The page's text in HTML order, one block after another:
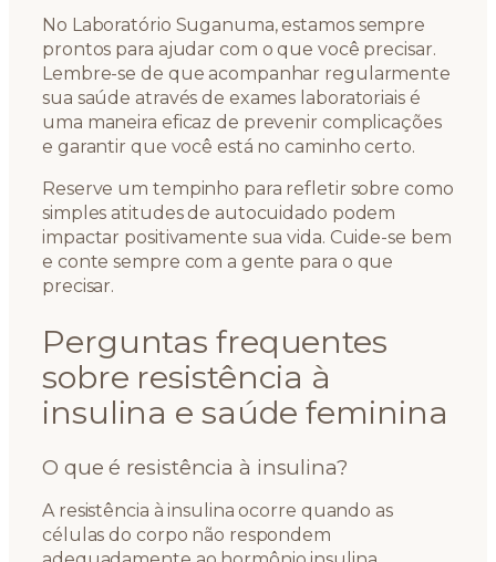
No Laboratório Suganuma, estamos sempre
prontos para ajudar com o que você precisar.
Lembre-se de que acompanhar regularmente
sua saúde através de exames laboratoriais é
uma maneira eficaz de prevenir complicações
e garantir que você está no caminho certo.
Reserve um tempinho para refletir sobre como
simples atitudes de autocuidado podem
impactar positivamente sua vida. Cuide-se bem
e conte sempre com a gente para o que
precisar.
Perguntas frequentes
sobre resistência à
insulina e saúde feminina
O que é resistência à insulina?
A resistência à insulina ocorre quando as
células do corpo não respondem